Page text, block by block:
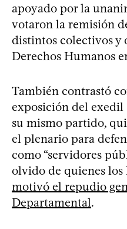
apoyado por la
votaron la remisión
distintos colectivos y
Derechos Humanos
También contrastó
exposición del exedil
su mismo partido,
el plenario para
como “servidores
olvido de quienes los
motivó el repudio
Departamental.